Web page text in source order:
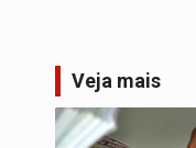
Veja mais